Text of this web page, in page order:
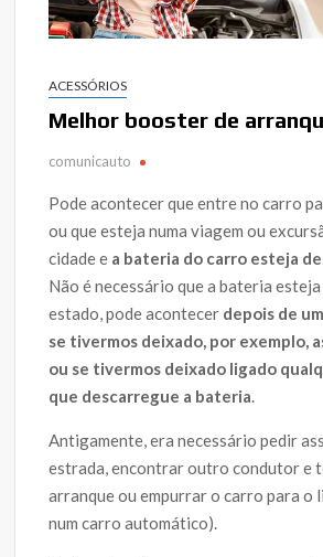
ACESSÓRIOS
Melhor booster de
comunicauto
Pode acontecer que entre no carro
ou que esteja numa viagem ou
cidade e a bateria do carro esteja
Não é necessário que a bateria esteja
estado, pode acontecer depois de
se tivermos deixado, por exemplo,
ou se tivermos deixado ligado
que descarregue a bateria.
Antigamente, era necessário pedir
estrada, encontrar outro condutor e
arranque ou empurrar o carro para o
num carro automático).